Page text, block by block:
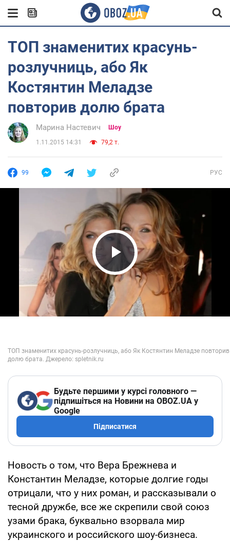
ТОП знаменитих красунь-
розлучниць, або Як
Костянтин Меладзе
повторив долю брата
Марина Настевич Шоу
1.11.2015 14:31 79,2 т.
99 РУС
Play Video
Будьте першими у курсі головного —
підпишіться на Новини на OBOZ.UA у
Google
Підписатися
Новость о том, что Вера Брежнева и
Константин Меладзе, которые долгие годы
отрицали, что у них роман, и рассказывали о
тесной дружбе, все же скрепили свой союз
узами брака, буквально взорвала мир
украинского и российского шоу-бизнеса.